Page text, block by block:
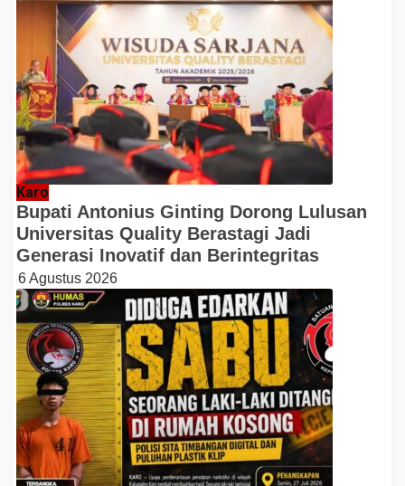
Karo
Bupati Antonius Ginting Dorong Lulusan
Universitas Quality Berastagi Jadi
Generasi Inovatif dan Berintegritas
6 Agustus 2026